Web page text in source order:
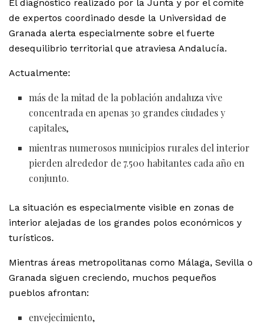
El diagnóstico realizado por la Junta y por el comité
de expertos coordinado desde la Universidad de
Granada alerta especialmente sobre el fuerte
desequilibrio territorial que atraviesa Andalucía.
Actualmente:
más de la mitad de la población andaluza vive
concentrada en apenas 30 grandes ciudades y
capitales,
mientras numerosos municipios rurales del interior
pierden alrededor de 7.500 habitantes cada año en
conjunto.
La situación es especialmente visible en zonas de
interior alejadas de los grandes polos económicos y
turísticos.
Mientras áreas metropolitanas como Málaga, Sevilla o
Granada siguen creciendo, muchos pequeños
pueblos afrontan:
envejecimiento,